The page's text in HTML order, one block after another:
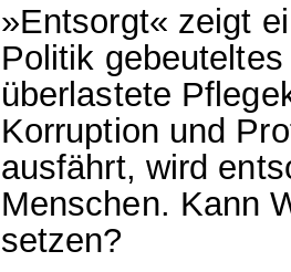
»Entsorgt« zeigt
Politik
überlastete
Korruption und
ausfährt, wird
Menschen. Kann
setzen?